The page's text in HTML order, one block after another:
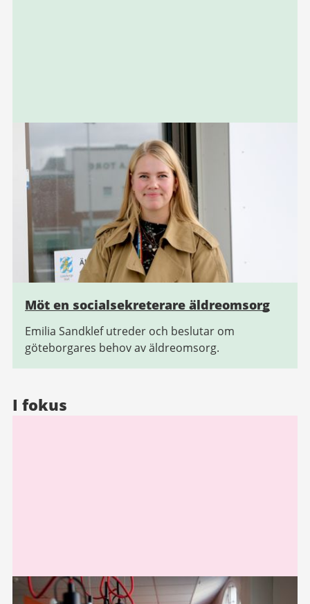
Möt en socialsekreterare äldreomsorg
Emilia Sandklef utreder och beslutar om
göteborgares behov av äldreomsorg.
I fokus